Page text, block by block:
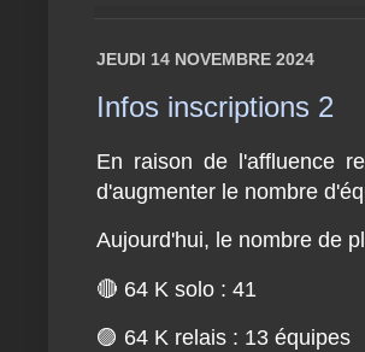
JEUDI 14 NOVEMBRE 2024
Infos inscriptions 2
En raison de l'affluence
d'augmenter le nombre
Aujourd'hui, le nombre de
🔴 64 K solo : 41
🟣 64 K relais : 13 équipes